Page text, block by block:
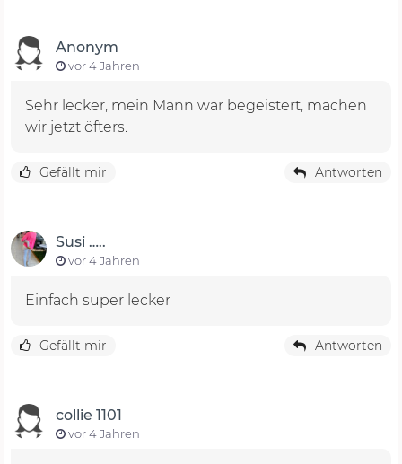
Anonym
vor 4 Jahren
Sehr lecker, mein Mann war begeistert, machen
wir jetzt öfters.
Gefällt mir Antworten
Susi …..
vor 4 Jahren
Einfach super lecker
Gefällt mir Antworten
collie 1101
vor 4 Jahren